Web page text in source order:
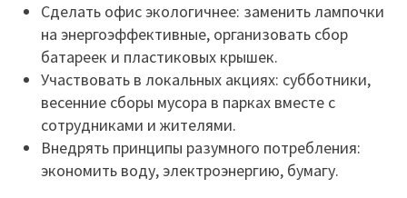
Сделать офис экологичнее: заменить лампочки
на энергоэффективные, организовать сбор
батареек и пластиковых крышек.
Участвовать в локальных акциях: субботники,
весенние сборы мусора в парках вместе с
сотрудниками и жителями.
Внедрять принципы разумного потребления:
экономить воду, электроэнергию, бумагу.